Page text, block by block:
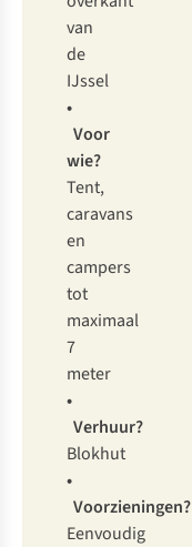
van
de
IJssel
•
Voor
wie?
Tent,
caravans
en
campers
tot
maximaal
7
meter
•
Verhuur?
Blokhut
•
Voorzieningen?
Eenvoudig